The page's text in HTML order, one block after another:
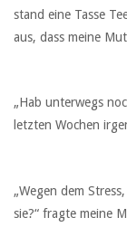
stand eine Tasse
aus, dass meine
„Hab unterwegs
letzten Wochen
„Wegen dem
sie?“ fragte meine